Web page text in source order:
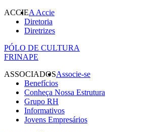
ACCIEA Accie
Diretoria
Diretrizes
PÓLO DE CULTURA
FRINAPE
ASSOCIADOSAssocie-se
Benefícios
Conheça Nossa Estrutura
Grupo RH
Informativos
Jovens Empresários